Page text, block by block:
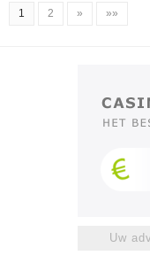
1 2 » »»
Uw